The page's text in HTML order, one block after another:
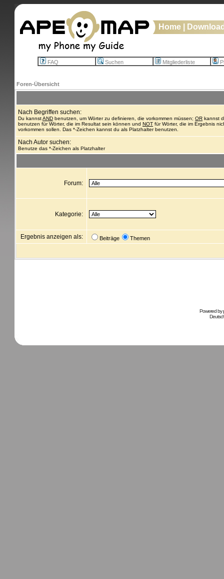
Home
FAQ Suchen Mitgliederliste
Foren-Übersicht
Nach Begriffen suchen:
Du kannstAND benutzen, um Wörter zu definieren, die vorkommen müssen; OR kannst
benutzen für Wörter, die im Resultat sein können und NOT für Wörter, die im Ergebnis
vorkommen sollen. Das *-Zeichen kannst du als Platzhalter benutzen.
Nach Autor suchen:
Benutze das *-Zeichen als Platzhalter
Forum:
Kategorie:
Ergebnis anzeigen als: Beiträge Themen
Powered by